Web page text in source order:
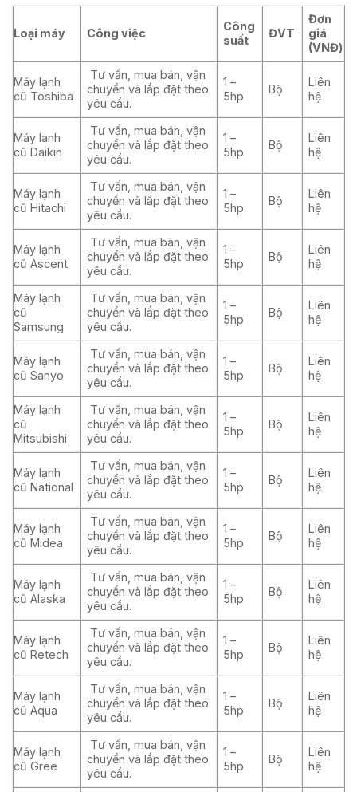
Loại máy Công việc
Công
suất
ĐVT
Đơn
giá
(VNĐ)
Máy lạnh
cũ Toshiba
Tư vấn, mua bán, vận
chuyển và lắp đặt theo
yêu cầu.
1 –
5hp
Bộ
Liên
hệ
Máy lanh
cũ Daikin
Tư vấn, mua bán, vận
chuyển và lắp đặt theo
yêu cầu.
1 –
5hp
Bộ
Liên
hệ
Máy lạnh
cũ Hitachi
Tư vấn, mua bán, vận
chuyển và lắp đặt theo
yêu cầu.
1 –
5hp
Bộ
Liên
hệ
Máy lạnh
cũ Ascent
Tư vấn, mua bán, vận
chuyển và lắp đặt theo
yêu cầu.
1 –
5hp
Bộ
Liên
hệ
Máy lạnh
cũ
Samsung
Tư vấn, mua bán, vận
chuyển và lắp đặt theo
yêu cầu.
1 –
5hp
Bộ
Liên
hệ
Máy lạnh
cũ Sanyo
Tư vấn, mua bán, vận
chuyển và lắp đặt theo
yêu cầu.
1 –
5hp
Bộ
Liên
hệ
Máy lạnh
cũ
Mitsubishi
Tư vấn, mua bán, vận
chuyển và lắp đặt theo
yêu cầu.
1 –
5hp
Bộ
Liên
hệ
Máy lạnh
cũ National
Tư vấn, mua bán, vận
chuyển và lắp đặt theo
yêu cầu.
1 –
5hp
Bộ
Liên
hệ
Máy lạnh
cũ Midea
Tư vấn, mua bán, vận
chuyển và lắp đặt theo
yêu cầu.
1 –
5hp
Bộ
Liên
hệ
Máy lạnh
cũ Alaska
Tư vấn, mua bán, vận
chuyển và lắp đặt theo
yêu cầu.
1 –
5hp
Bộ
Liên
hệ
Máy lạnh
cũ Retech
Tư vấn, mua bán, vận
chuyển và lắp đặt theo
yêu cầu.
1 –
5hp
Bộ
Liên
hệ
Máy lạnh
cũ Aqua
Tư vấn, mua bán, vận
chuyển và lắp đặt theo
yêu cầu.
1 –
5hp
Bộ
Liên
hệ
Máy lạnh
cũ Gree
Tư vấn, mua bán, vận
chuyển và lắp đặt theo
yêu cầu.
1 –
5hp
Bộ
Liên
hệ